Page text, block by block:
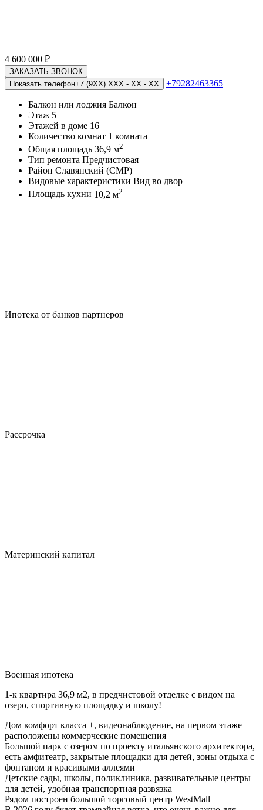
4 600 000 ₽
ЗАКАЗАТЬ ЗВОНОК
Показать телефон+7 (9XX) XXX - XX - XX +79282463365
Балкон или лоджия Балкон
Этаж 5
Этажей в доме 16
Количество комнат 1 комната
Общая площадь 36,9 м2
Тип ремонта Предчистовая
Район Славянский (СМР)
Видовые характеристики Вид во двор
Площадь кухни 10,2 м2
Ипотека от банков партнеров
Рассрочка
Материнский капитал
Военная ипотека
1-к квартира 36,9 м2, в предчистовой отделке с видом на
озеро, спортивную площадку и школу!
Дом комфорт класса +, видеонаблюдение, на первом этаже
расположены коммерческие помещения
Большой парк с озером по проекту итальянского архитектора,
есть амфитеатр, закрытые площадки для детей, зоны отдыха с
фонтаном и красивыми аллеями
Детские сады, школы, поликлиника, развивательные центры
для детей, удобная транспортная развязка
Рядом построен большой торговый центр WestMall